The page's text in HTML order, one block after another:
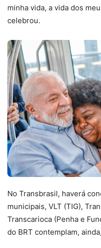
minha vida, a vida dos
celebrou.
No Transbrasil, haverá
municipais, VLT (TIG),
Transcarioca (Penha e
do BRT contemplam,